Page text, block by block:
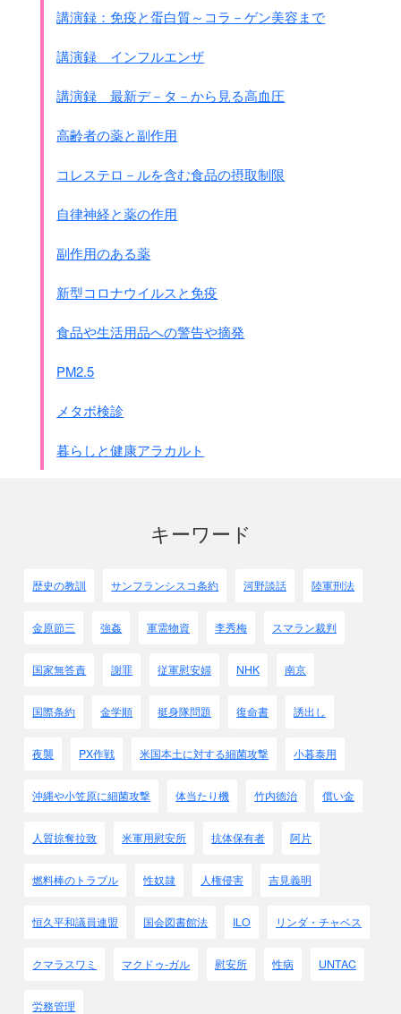
講演録：免疫と蛋白質～コラ－ゲン美容まで
講演録 インフルエンザ
講演録 最新デ－タ－から見る高血圧
高齢者の薬と副作用
コレステロ－ルを含む食品の摂取制限
自律神経と薬の作用
副作用のある薬
新型コロナウイルスと免疫
食品や生活用品への警告や摘発
PM2.5
メタボ検診
暮らしと健康アラカルト
キーワード
歴史の教訓 サンフランシスコ条約 河野談話 陸軍刑法
金原節三 強姦 軍需物資 李秀梅 スマラン裁判
国家無答責 謝罪 従軍慰安婦 NHK 南京
国際条約 金学順 挺身隊問題 復命書 誘出し
夜襲 PX作戦 米国本土に対する細菌攻撃 小暮泰用
沖縄や小笠原に細菌攻撃 体当たり機 竹内徳治 償い金
人質掠奪拉致 米軍用慰安所 抗体保有者 阿片
燃料棒のトラブル 性奴隷 人権侵害 吉見義明
恒久平和議員連盟 国会図書館法 ILO リンダ・チャベス
クマラスワミ マクドゥ-ガル 慰安所 性病 UNTAC
労務管理